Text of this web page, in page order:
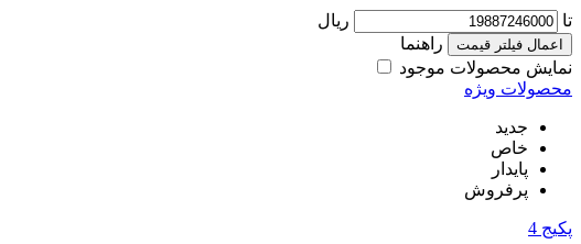
تا ریال
اعمال فیلتر قیمت
راهنما
نمایش محصولات موجود
محصولات ویژه
جدید
خاص
پایدار
پرفروش
پکیج 4